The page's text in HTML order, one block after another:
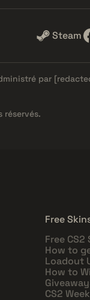
Steam
par
réservés.
Free
Free CS2
How to
Loadout
How to
CS2